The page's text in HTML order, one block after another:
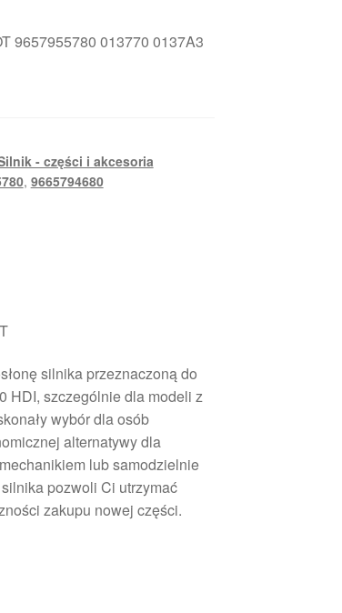
9657955780 013770 0137A3
- części i akcesoria
, 9665794680
silnika przeznaczoną do
HDI, szczególnie dla modeli z
wybór dla osób
alternatywy dla
lub samodzielnie
pozwoli Ci utrzymać
zakupu nowej części.